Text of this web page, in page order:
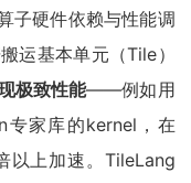
子硬件依赖与性能调
运基本单元（Tile）
极致性能——例如用
专家库的kernel，在
以上加速。TileLang